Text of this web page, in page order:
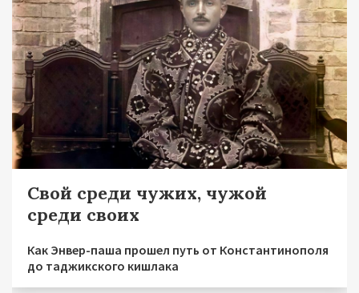
Свой среди чужих, чужой
среди своих
Как Энвер-паша прошел путь от Константинополя
до таджикского кишлака